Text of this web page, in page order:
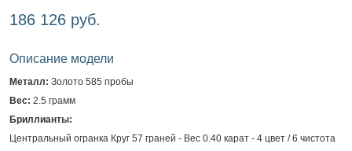
186 126 руб.
Описание модели
Металл: Золото 585 пробы
Вес: 2.5 грамм
Бриллианты:
Центральный огранка Круг 57 граней - Вес 0.40 карат - 4 цвет / 6 чистота